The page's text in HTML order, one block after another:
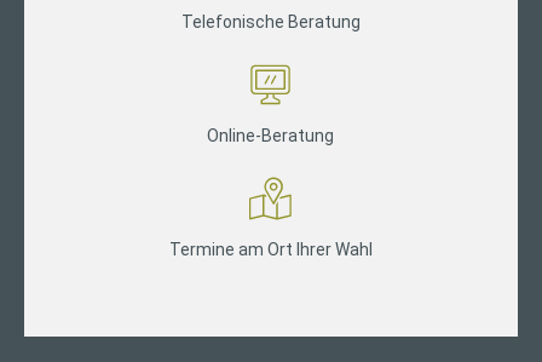
Telefonische Beratung
Online-Beratung
Termine am Ort Ihrer Wahl